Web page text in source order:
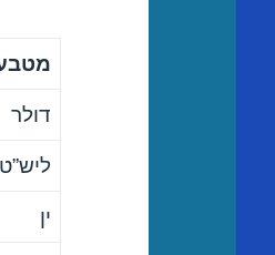
דולר
ליש”ט
ין